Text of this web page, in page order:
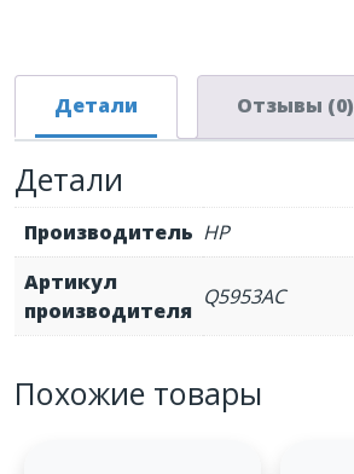
Детали Отзывы (0)
Детали
Производитель HP
Артикул
производителя
Q5953AC
Похожие товары